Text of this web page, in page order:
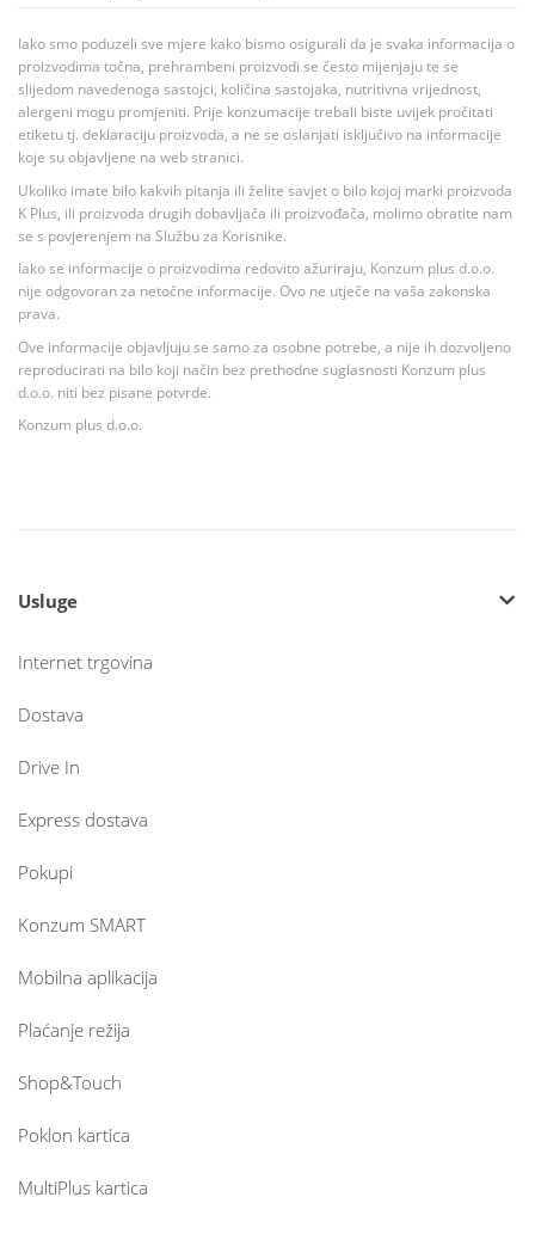
Iako smo poduzeli sve mjere kako bismo osigurali da je svaka informacija o
proizvodima točna, prehrambeni proizvodi se često mijenjaju te se
slijedom navedenoga sastojci, količina sastojaka, nutritivna vrijednost,
alergeni mogu promjeniti. Prije konzumacije trebali biste uvijek pročitati
etiketu tj. deklaraciju proizvoda, a ne se oslanjati isključivo na informacije
koje su objavljene na web stranici.
Ukoliko imate bilo kakvih pitanja ili želite savjet o bilo kojoj marki proizvoda
K Plus, ili proizvoda drugih dobavljača ili proizvođača, molimo obratite nam
se s povjerenjem na Službu za Korisnike.
Iako se informacije o proizvodima redovito ažuriraju, Konzum plus d.o.o.
nije odgovoran za netočne informacije. Ovo ne utječe na vaša zakonska
prava.
Ove informacije objavljuju se samo za osobne potrebe, a nije ih dozvoljeno
reproducirati na bilo koji način bez prethodne suglasnosti Konzum plus
d.o.o. niti bez pisane potvrde.
Konzum plus d.o.o.
Usluge
Internet trgovina
Dostava
Drive In
Express dostava
Pokupi
Konzum SMART
Mobilna aplikacija
Plaćanje režija
Shop&Touch
Poklon kartica
MultiPlus kartica